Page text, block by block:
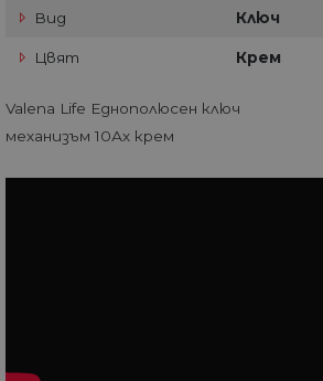
Вид Ключ
Цвят Крем
Valena Life Еднополюсен ключ
механизъм 10Ах крем